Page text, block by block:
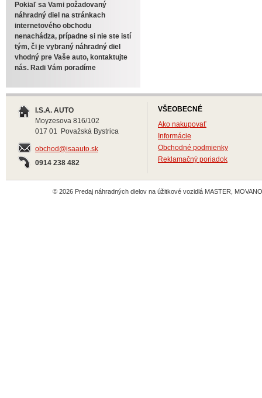
Pokiaľ sa Vami požadovaný
náhradný diel na stránkach
internetového obchodu
nenachádza, prípadne si nie ste istí
tým, či je vybraný náhradný diel
vhodný pre Vaše auto, kontaktujte
nás. Radi Vám poradíme
I.S.A. AUTO
Moyzesova 816/102
017 01 Považská Bystrica
obchod@isaauto.sk
0914 238 482
VŠEOBECNÉ
Ako nakupovať
Informácie
Obchodné podmienky
Reklamačný poriadok
© 2026 Predaj náhradných dielov na úžitkové vozidlá MASTER,